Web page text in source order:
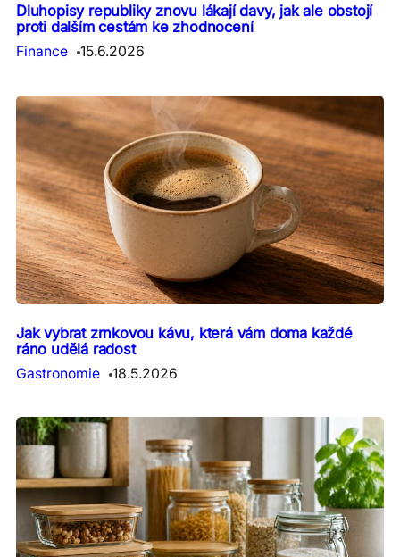
Dluhopisy republiky znovu lákají davy, jak ale obstojí
proti dalším cestám ke zhodnocení
Finance 15.6.2026
Jak vybrat zrnkovou kávu, která vám doma každé
ráno udělá radost
Gastronomie 18.5.2026